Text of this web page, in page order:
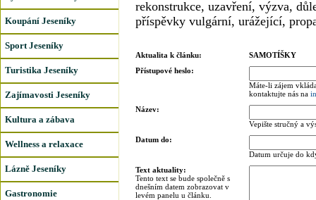
Koupání Jeseníky
Sport Jeseníky
Turistika Jeseníky
Zajímavosti Jeseníky
Kultura a zábava
Wellness a relaxace
Lázně Jeseníky
Gastronomie
rekonstrukce, uzavření, výzva,
příspěvky vulgární, urážející,
Aktualita k článku:
SAMOTÍŠKY
Přístupové heslo:
Máte-li zájem
kontaktujte nás na
Název:
Vepište stručný a
Datum do:
Datum určuje do
Text aktuality:
Tento text se bude společně s
dnešním datem zobrazovat v
levém panelu u článku.